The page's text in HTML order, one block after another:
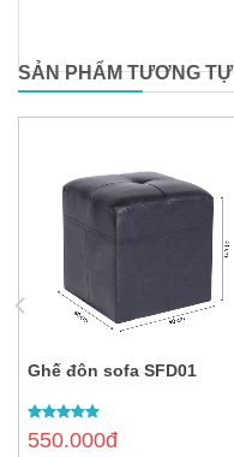
SẢN PHẨM TƯƠNG TỰ
Ghế đôn sofa SFD01
5.00out of
5
550.000đ